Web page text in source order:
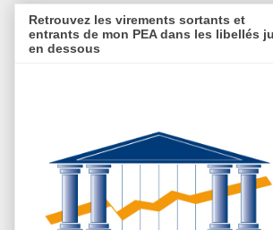
Retrouvez les virements sortants et
entrants de mon PEA dans les libellés
en dessous